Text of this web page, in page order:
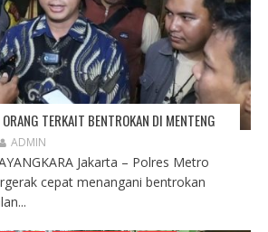
TERKAIT BENTROKAN DI MENTENG
ADMIN
Jakarta – Polres Metro
cepat menangani bentrokan